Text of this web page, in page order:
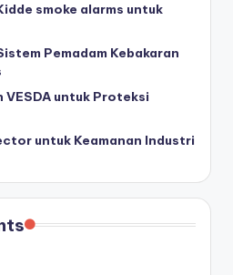
smoke alarms untuk
Pemadam Kebakaran
VESDA untuk Proteksi
untuk Keamanan Industri